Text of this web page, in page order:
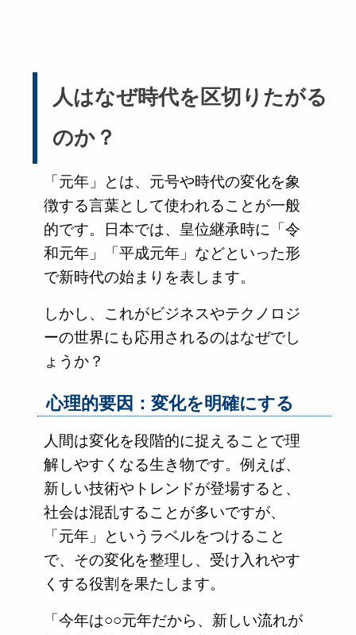
人はなぜ時代を区切りたがる
のか？
「元年」とは、元号や時代の変化を象
徴する言葉として使われることが一般
的です。日本では、皇位継承時に「令
和元年」「平成元年」などといった形
で新時代の始まりを表します。
しかし、これがビジネスやテクノロジ
ーの世界にも応用されるのはなぜでし
ょうか？
心理的要因：変化を明確にする
人間は変化を段階的に捉えることで理
解しやすくなる生き物です。例えば、
新しい技術やトレンドが登場すると、
社会は混乱することが多いですが、
「元年」というラベルをつけること
で、その変化を整理し、受け入れやす
くする役割を果たします。
「今年は○○元年だから、新しい流れが